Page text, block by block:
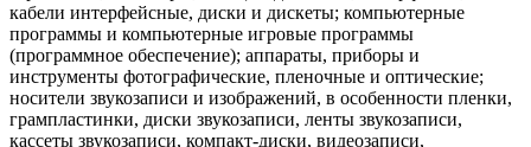
кабели интерфейсные, диски и дискеты; компьютерные
программы и компьютерные игровые программы
(программное обеспечение); аппараты, приборы и
инструменты фотографические, пленочные и оптические;
носители звукозаписи и изображений, в особенности пленки,
грампластинки, диски звукозаписи, ленты звукозаписи,
кассеты звукозаписи, компакт-диски, видеозаписи,